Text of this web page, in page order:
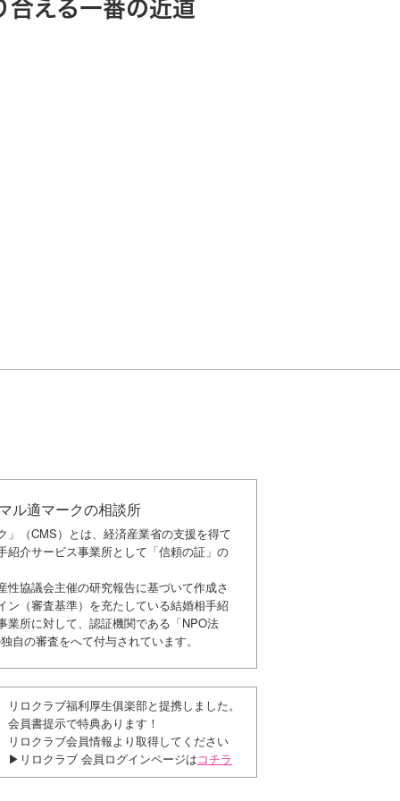
合える一番の近道
ル適マークの相談所
」（CMS）とは、経済産業省の支援を得て
紹介サービス事業所として「信頼の証」の
性協議会主催の研究報告に基づいて作成さ
ン（審査基準）を充たしている結婚相手紹
業所に対して、認証機関である「NPO法
自の審査をへて付与されています。
リロクラブ福利厚生俱楽部と提携しました。
会員書提示で特典あります！
リロクラブ会員情報より取得してください
▶リロクラブ 会員ログインページはコチラ